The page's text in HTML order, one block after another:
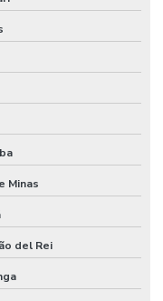
Minas
del Rei